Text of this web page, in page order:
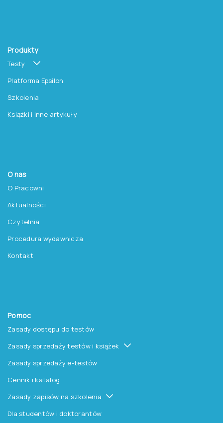
Produkty
Testy
Platforma Epsilon
Szkolenia
Książki i inne artykuły
O nas
O Pracowni
Aktualności
Czytelnia
Procedura wydawnicza
Kontakt
Pomoc
Zasady dostępu do testów
Zasady sprzedaży testów i książek
Zasady sprzedaży e-testów
Cennik i katalog
Zasady zapisów na szkolenia
Dla studentów i doktorantów